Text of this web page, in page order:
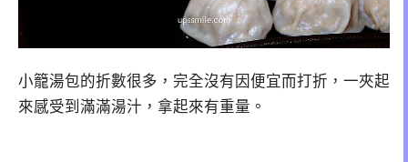
小籠湯包的折數很多，完全沒有因便宜而打折，一夾起
來感受到滿滿湯汁，拿起來有重量。